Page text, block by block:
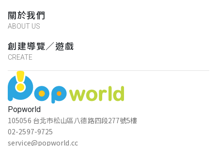
Popworld
105056 台北市松山區八德路四段277號5樓
02-2597-9725
service@popworld.cc
關於我們
ABOUT US
創建導覽／遊戲
CREATE